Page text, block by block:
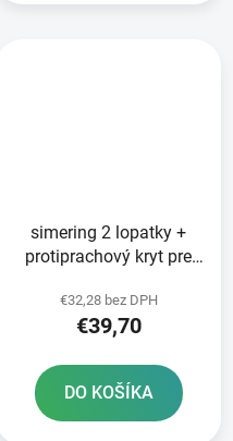
simering 2 lopatky +
protiprachový kryt pre
WP 48 mm SKF
€32,28 bez DPH
€39,70
DO KOŠÍKA